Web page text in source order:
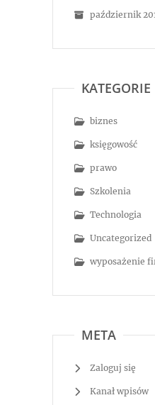
październik
KATEGORIE
biznes
księgowość
prawo
Szkolenia
Technologia
Uncategorized
wyposażenie
META
Zaloguj się
Kanał wpisów